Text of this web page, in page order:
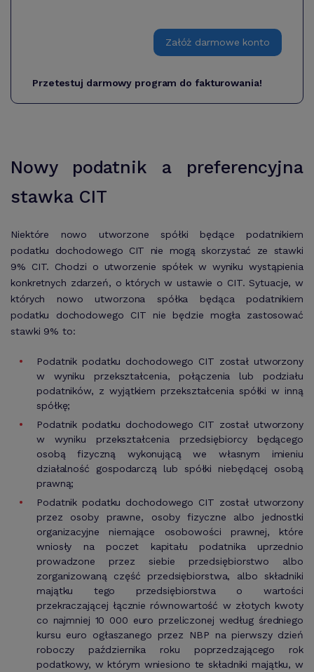
Załóż darmowe konto
Przetestuj darmowy program do fakturowania!
Nowy podatnik a preferencyjna
stawka CIT
Niektóre nowo utworzone spółki będące podatnikiem
podatku dochodowego CIT nie mogą skorzystać ze stawki
9% CIT. Chodzi o utworzenie spółek w wyniku wystąpienia
konkretnych zdarzeń, o których w ustawie o CIT. Sytuacje, w
których nowo utworzona spółka będąca podatnikiem
podatku dochodowego CIT nie będzie mogła zastosować
stawki 9% to:
Podatnik podatku dochodowego CIT został utworzony
w wyniku przekształcenia, połączenia lub podziału
podatników, z wyjątkiem przekształcenia spółki w inną
spółkę;
Podatnik podatku dochodowego CIT został utworzony
w wyniku przekształcenia przedsiębiorcy będącego
osobą fizyczną wykonującą we własnym imieniu
działalność gospodarczą lub spółki niebędącej osobą
prawną;
Podatnik podatku dochodowego CIT został utworzony
przez osoby prawne, osoby fizyczne albo jednostki
organizacyjne niemające osobowości prawnej, które
wniosły na poczet kapitału podatnika uprzednio
prowadzone przez siebie przedsiębiorstwo albo
zorganizowaną część przedsiębiorstwa, albo składniki
majątku tego przedsiębiorstwa o wartości
przekraczającej łącznie równowartość w złotych kwoty
co najmniej 10 000 euro przeliczonej według średniego
kursu euro ogłaszanego przez NBP na pierwszy dzień
roboczy października roku poprzedzającego rok
podatkowy, w którym wniesiono te składniki majątku, w